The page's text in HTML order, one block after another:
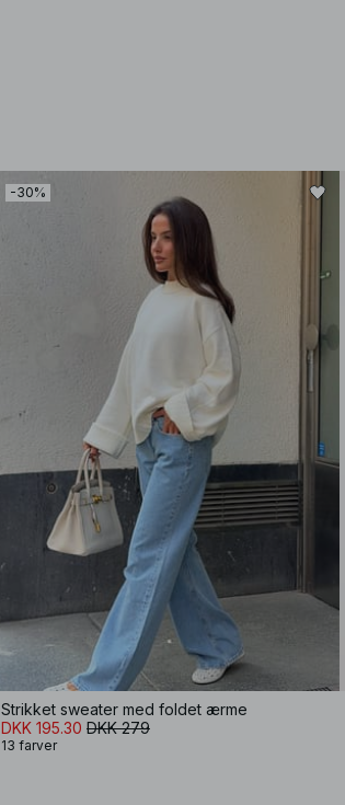
-30%
Strikket sweater med foldet ærme
DKK 195.30 DKK 279
13 farver